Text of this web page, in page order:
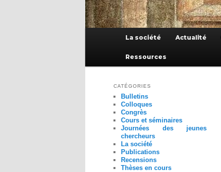
La société Actualité
Ressources
CATÉGORIES
Bulletins
Colloques
Congrès
Cours et séminaires
Journées des jeunes
chercheurs
La société
Publications
Recensions
Thèses en cours